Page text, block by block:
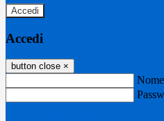
Accedi
Accedi
button close ×